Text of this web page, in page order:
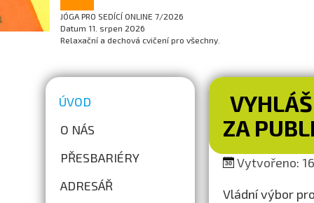
JÓGA PRO SEDÍCÍ ONLINE 7/2026
Datum 11. srpen 2026
Relaxační a dechová cvičení pro všechny.
ÚVOD
O NÁS
PŘESBARIÉRY
ADRESÁŘ
ZA
Vytvořeno:
Vládní výbor